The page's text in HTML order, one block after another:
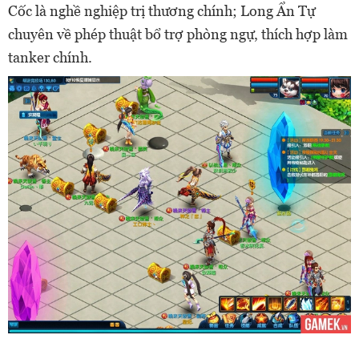
Cốc là nghề nghiệp trị thương chính; Long Ẩn Tự
chuyên về phép thuật bổ trợ phòng ngự, thích hợp làm
tanker chính.